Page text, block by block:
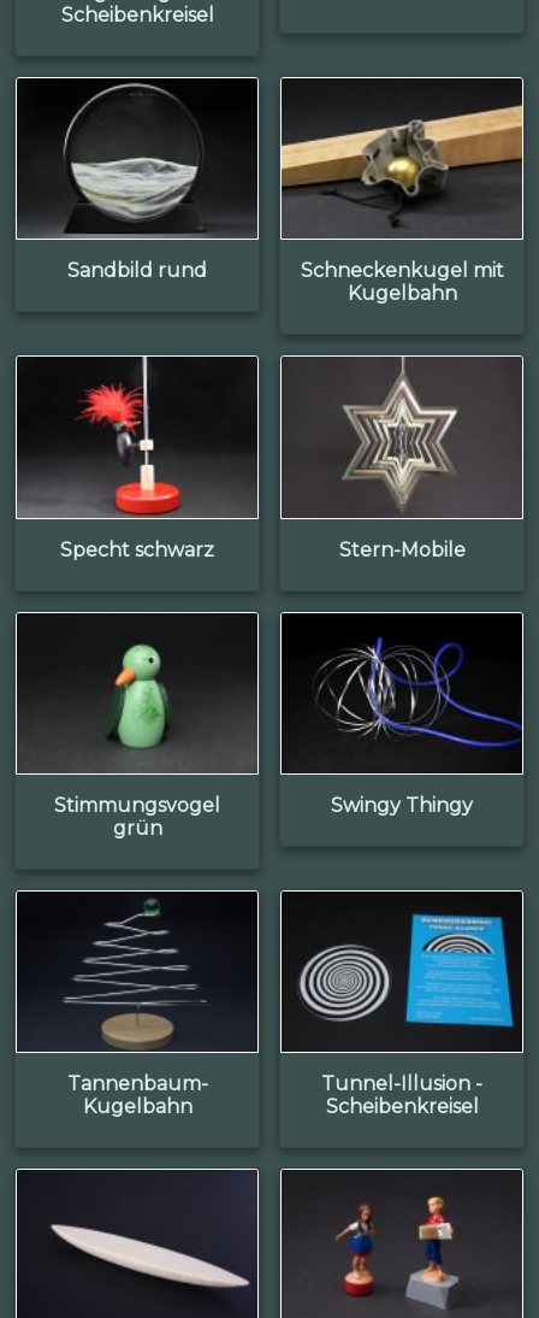
Scheibenkreisel
Sandbild rund
Schneckenkugel mit
Kugelbahn
Specht schwarz Stern-Mobile
Stimmungsvogel
grün
Swingy Thingy
Tannenbaum-
Kugelbahn
Tunnel-Illusion -
Scheibenkreisel